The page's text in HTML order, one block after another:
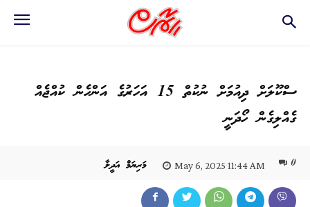
ސްކޫލަށް ދިއުމަށް ނުކުތް 15 އަހަރުގެ އަންހެން ކުއްޖެއް
ގެއްލިގެން ހޯދަނީ
މަރިޔަމް އަދީލާ May 6, 2025 11:44 AM 0